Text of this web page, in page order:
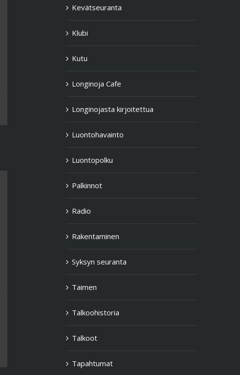
Kevätseuranta
Klubi
Kutu
Longinoja Cafe
Longinojasta kirjoitettua
Luontohavainto
Luontopolku
Palkinnot
Radio
Rakentaminen
Syksyn seuranta
Taimen
Talkoohistoria
Talkoot
Tapahtumat